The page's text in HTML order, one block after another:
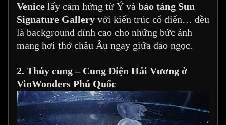
Venice lấy cảm hứng từ Ý và bảo tàng Sun
Signature Gallery với kiến trúc cổ điển… đều
là background đỉnh cao cho những bức ảnh
mang hơi thở châu Âu ngay giữa đảo ngọc.
2. Thủy cung – Cung Điện Hải Vương ở
VinWonders Phú Quốc